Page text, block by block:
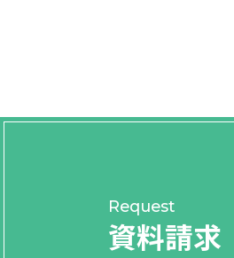
Request
資料請求